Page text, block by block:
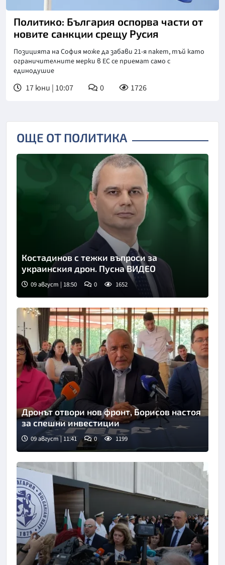
Политико: България оспорва части от
новите санкции срещу Русия
Позицията на София може да забави 21-я пакет, тъй като
ограничителните мерки в ЕС се приемат само с
единодушие
17 юни | 10:07 0 1726
ОЩЕ ОТ ПОЛИТИКА
Костадинов с тежки въпроси за
украинския дрон. Пусна ВИДЕО
09 август | 18:50 0 1652
Дронът отвори нов фронт, Борисов настоя
за спешни инвестиции
09 август | 11:41 0 1199